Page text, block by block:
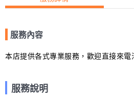
服務內容
本店提供各式專業服務，歡迎直接來電
服務說明